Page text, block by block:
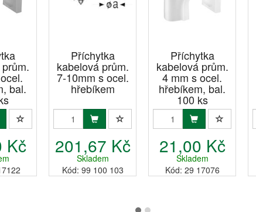
bal.
Kč
Příchytka
kabelová prům.
7-10mm s ocel.
hřebíkem
201,67 Kč
Skladem
Kód: 99 100 103
Příchytka
kabelová prům.
4 mm s ocel.
hřebíkem, bal.
100 ks
21,00 Kč
Skladem
Kód: 29 17076